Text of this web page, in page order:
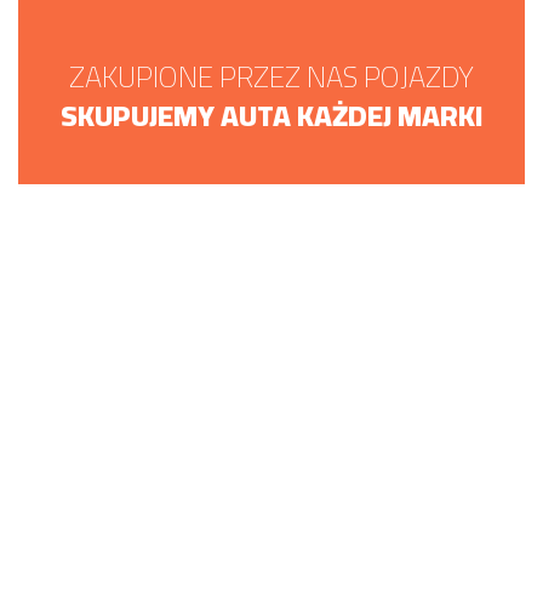
ZAKUPIONE PRZEZ NAS POJAZDY
SKUPUJEMY AUTA KAŻDEJ MARKI